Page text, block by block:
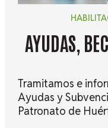
AYUDAS,
Tramitamos e
Ayudas y
Patronato de